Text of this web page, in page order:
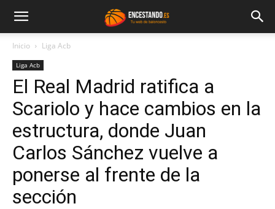
Inicio Liga Acb
Liga Acb
El Real Madrid ratifica a
Scariolo y hace cambios en la
estructura, donde Juan
Carlos Sánchez vuelve a
ponerse al frente de la
sección